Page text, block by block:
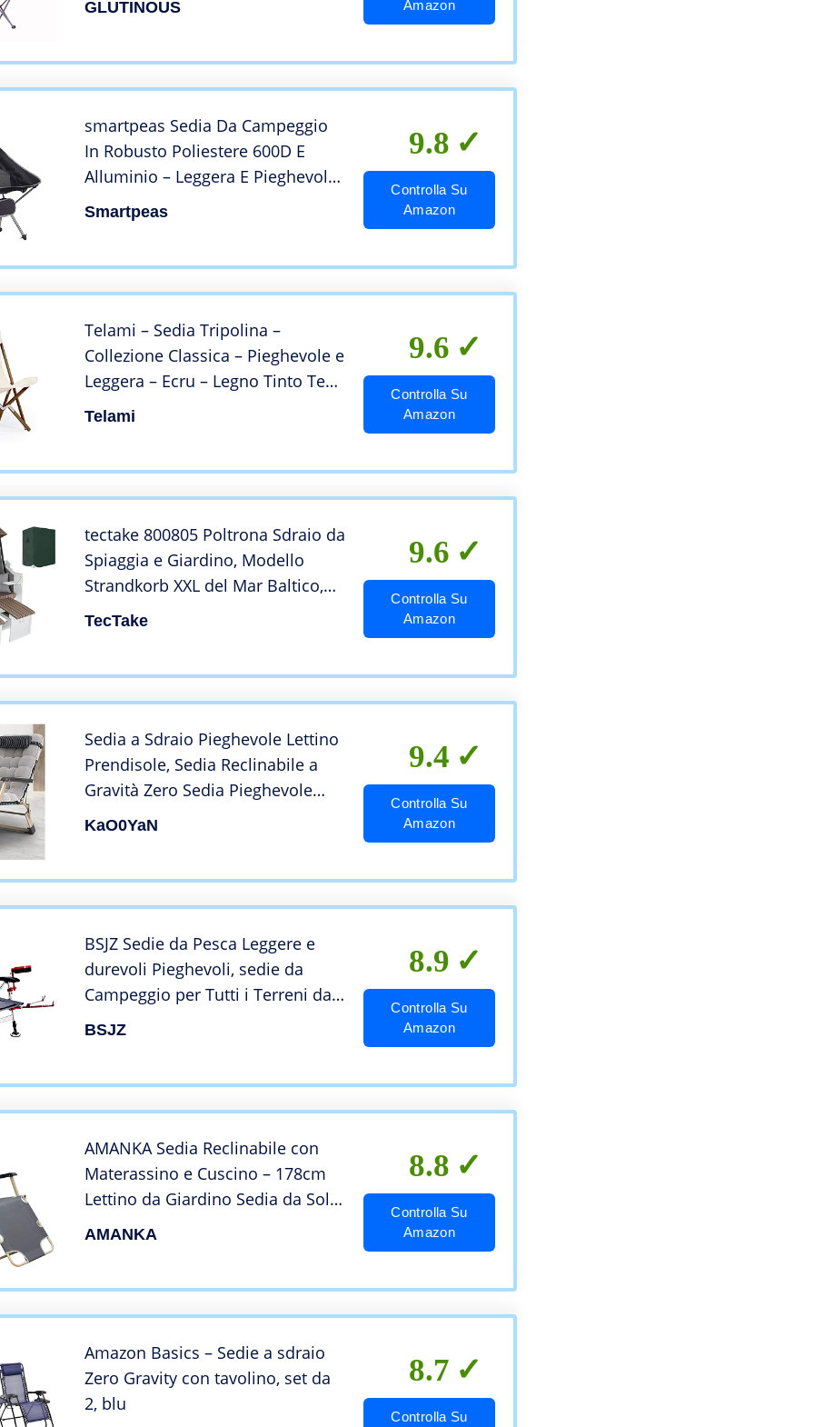
GLUTINOUS
Amazon
smartpeas Sedia Da Campeggio
In Robusto Poliestere 600D E
Alluminio – Leggera E Pieghevole
– Accessorio Da Campeggio Con
Tasche Laterali + Tappetino Da
Smartpeas
9.8
Controlla Su
Amazon
Telami – Sedia Tripolina –
Collezione Classica – Pieghevole e
Leggera – Ecru – Legno Tinto Teak
– Made in Italy – Mobili da
Telami
9.6
Controlla Su
Amazon
tectake 800805 Poltrona Sdraio da
Spiaggia e Giardino, Modello
Strandkorb XXL del Mar Baltico,
Robusto Involucro Protettivo, 4x
TecTake
9.6
Controlla Su
Amazon
Sedia a Sdraio Pieghevole Lettino
Prendisole, Sedia Reclinabile a
Gravità Zero Sedia Pieghevole
Siesta Sedia da Spiaggia Pausa
KaO0YaN
9.4
Controlla Su
Amazon
BSJZ Sedie da Pesca Leggere e
durevoli Pieghevoli, sedie da
Campeggio per Tutti i Terreni da
Viaggio con ripiano per
BSJZ
8.9
Controlla Su
Amazon
AMANKA Sedia Reclinabile con
Materassino e Cuscino – 178cm
Lettino da Giardino Sedia da Sole
Grigio
AMANKA
8.8
Controlla Su
Amazon
Amazon Basics – Sedie a sdraio
Zero Gravity con tavolino, set da
2, blu
8.7
Controlla Su